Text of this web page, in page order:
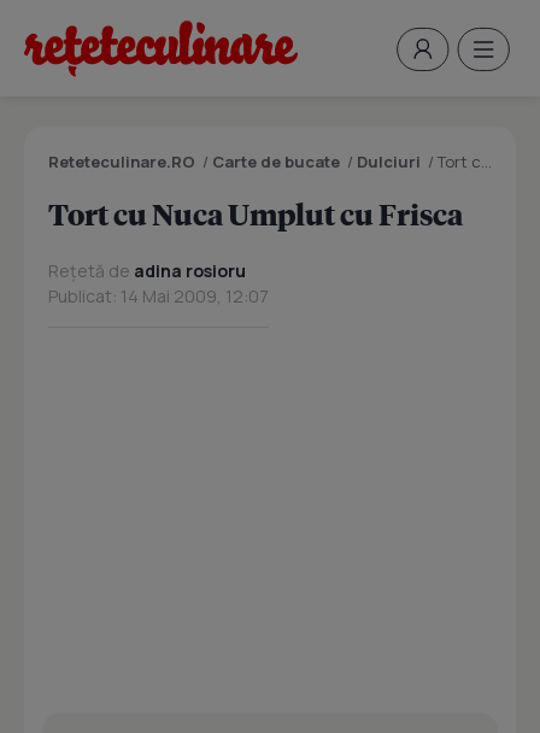
Reteteculinare.RO / Carte de bucate / Dulciuri /Tort cu Nuca Umplut cu Frisca
Tort cu Nuca Umplut cu Frisca
Rețetă de adina rosioru
Publicat: 14 Mai 2009, 12:07